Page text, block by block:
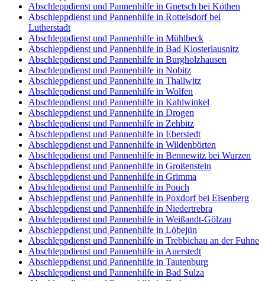
Abschleppdienst und Pannenhilfe in Gnetsch bei Köthen
Abschleppdienst und Pannenhilfe in Rottelsdorf bei
Lutherstadt
Abschleppdienst und Pannenhilfe in Mühlbeck
Abschleppdienst und Pannenhilfe in Bad Klosterlausnitz
Abschleppdienst und Pannenhilfe in Burgholzhausen
Abschleppdienst und Pannenhilfe in Nobitz
Abschleppdienst und Pannenhilfe in Thallwitz
Abschleppdienst und Pannenhilfe in Wolfen
Abschleppdienst und Pannenhilfe in Kahlwinkel
Abschleppdienst und Pannenhilfe in Drogen
Abschleppdienst und Pannenhilfe in Zehbitz
Abschleppdienst und Pannenhilfe in Eberstedt
Abschleppdienst und Pannenhilfe in Wildenbörten
Abschleppdienst und Pannenhilfe in Bennewitz bei Wurzen
Abschleppdienst und Pannenhilfe in Großenstein
Abschleppdienst und Pannenhilfe in Grimma
Abschleppdienst und Pannenhilfe in Pouch
Abschleppdienst und Pannenhilfe in Poxdorf bei Eisenberg
Abschleppdienst und Pannenhilfe in Niedertrebra
Abschleppdienst und Pannenhilfe in Weißandt-Gölzau
Abschleppdienst und Pannenhilfe in Löbejün
Abschleppdienst und Pannenhilfe in Trebbichau an der Fuhne
Abschleppdienst und Pannenhilfe in Auerstedt
Abschleppdienst und Pannenhilfe in Tautenburg
Abschleppdienst und Pannenhilfe in Bad Sulza